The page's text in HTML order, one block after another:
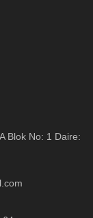
Blok No: 1 Daire: